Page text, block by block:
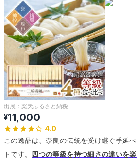
出展： 楽天ふるさと納税
¥11,000
4.0
この逸品は、奈良の伝統を受け継ぐ手延
トです。 四つの等級を持つ細さの違いを